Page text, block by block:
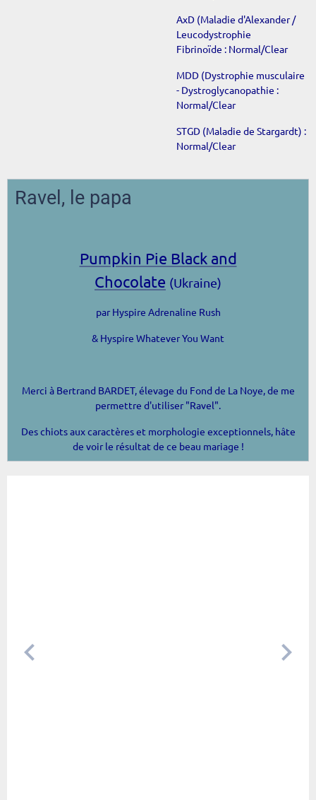
AxD (Maladie d'Alexander /
Leucodystrophie
Fibrinoïde : Normal/Clear
MDD (Dystrophie musculaire
- Dystroglycanopathie :
Normal/Clear
STGD (Maladie de Stargardt) :
Normal/Clear
Ravel, le papa
Pumpkin Pie Black and
Chocolate (Ukraine)
par Hyspire Adrenaline Rush
& Hyspire Whatever You Want
Merci à Bertrand BARDET, élevage du Fond de La Noye,de me
permettre d'utiliser "Ravel".
Des chiots aux caractères et morphologie exceptionnels, hâte
de voir le résultat de ce beau mariage !